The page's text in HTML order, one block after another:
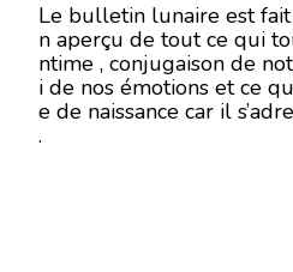
Le bulletin lunaire est
n aperçu de tout ce qui
ntime , conjugaison de
i de nos émotions et ce
e de naissance car il
.